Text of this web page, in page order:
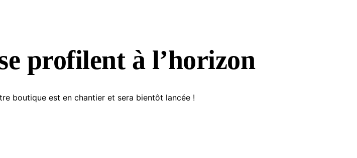
profilent à l’horizon
boutique est en chantier et sera bientôt lancée !